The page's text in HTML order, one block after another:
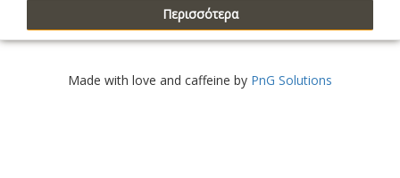
Περισσότερα
Made with love and caffeine by PnG Solutions